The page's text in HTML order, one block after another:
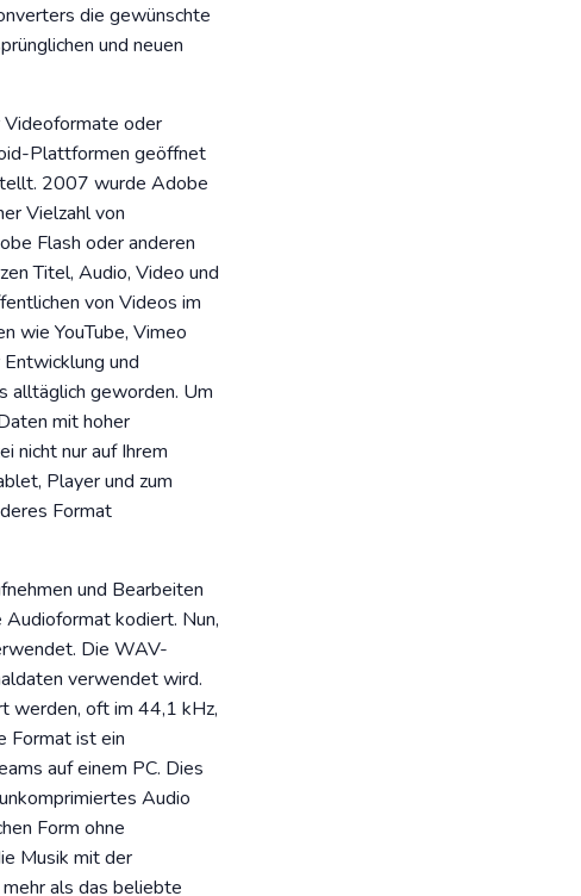
die gewünschte
und neuen
Videoformate oder
Plattformen geöffnet
2007 wurde Adobe
Vielzahl von
Flash oder anderen
Titel, Audio, Video und
von Videos im
wie YouTube, Vimeo
und
alltäglich geworden. Um
mit hoher
nicht nur auf Ihrem
Player und zum
Format
und Bearbeiten
kodiert. Nun,
Die WAV-
verwendet wird.
werden, oft im 44,1 kHz,
Format ist ein
auf einem PC. Dies
Audio
Form ohne
Musik mit der
als das beliebte